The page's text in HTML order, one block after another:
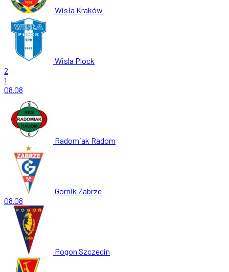
Wisła Kraków
Wisla Plock
2
1
08.08
Radomiak Radom
Gornik Zabrze
08.08
Pogon Szczecin